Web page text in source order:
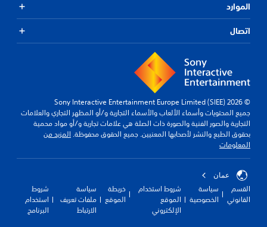
الموارد
اتصال
© 2026 Sony Interactive Entertainment Europe Limited (SIEE)
جميع المحتويات وأسماء الألعاب والأسماء التجارية و/أو المظهر التجاري والعلامات
التجارية والصور الفنية والصورة ذات الصلة هي علامات تجارية و/أو مواد محمية
بحقوق الطبع والنشر لأصحابها المعنيين. جميع الحقوق محفوظة. المزيد من
المعلومات
عمان
القسم
القانوني
سياسة
الخصوصية
شروط استخدام
الموقع
الإلكتروني
خريطة
الموقع
سياسة
ملفات تعريف
الارتباط
شروط
استخدام
البرنامج